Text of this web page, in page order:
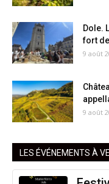
Dole.
fort de
9 août
9 août
LES ÉVÉNEMENTS À